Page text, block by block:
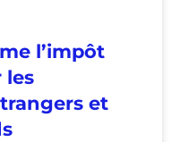
l’impôt
les
et